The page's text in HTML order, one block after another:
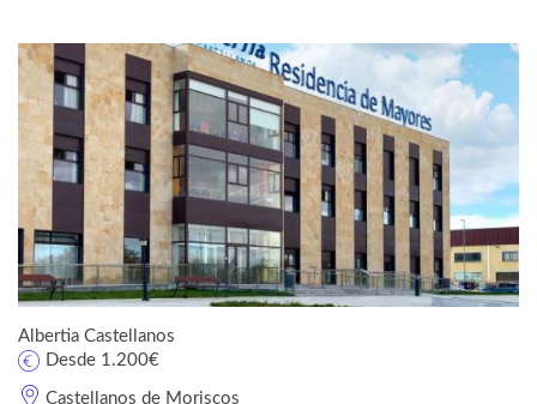
Albertia Castellanos
Castellanos de Moriscos
Desde 1.200€